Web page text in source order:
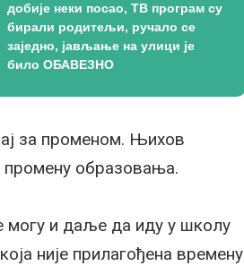
добије неки посао, ТВ програм су
бирали родитељи, ручало се
заједно, јављање на улици је
било ОБАВЕЗНО
за променом. Њихов
промену образовања.
могу и даље да иду у школу
није прилагођена времену